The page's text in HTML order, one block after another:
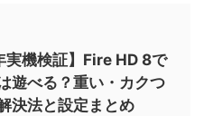
実機検証】Fire HD 8で
遊べる？重い・カクつ
決法と設定まとめ